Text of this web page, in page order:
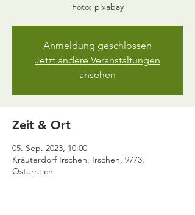
Foto: pixabay
Anmeldung geschlossen
Jetzt andere Veranstaltungen
ansehen
Zeit & Ort
05. Sep. 2023, 10:00
Kräuterdorf Irschen, Irschen, 9773,
Österreich